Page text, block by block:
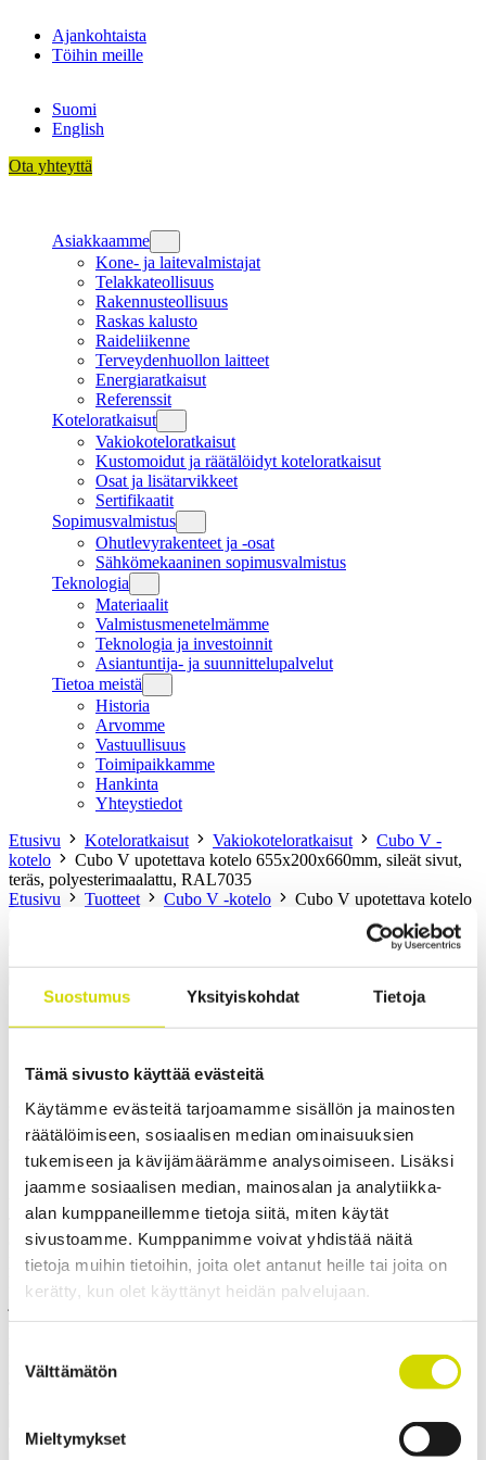
Suostumus Yksityiskohdat Tietoja
Tämä sivusto käyttää evästeitä
Käytämme evästeitä tarjoamamme sisällön ja mainosten
räätälöimiseen, sosiaalisen median ominaisuuksien
tukemiseen ja kävijämäärämme analysoimiseen. Lisäksi
jaamme sosiaalisen median, mainosalan ja analytiikka-
alan kumppaneillemme tietoja siitä, miten käytät
sivustoamme. Kumppanimme voivat yhdistää näitä
tietoja muihin tietoihin, joita olet antanut heille tai joita on
kerätty, kun olet käyttänyt heidän palvelujaan.
valinta
Välttämätön
Mieltymykset
sisältöönAjankohtaista
Töihin meille
Suomi
English
Ota yhteyttä
Asiakkaamme
Kone- ja laitevalmistajat
Telakkateollisuus
Rakennusteollisuus
Raskas kalusto
Raideliikenne
Terveydenhuollon laitteet
Energiaratkaisut
Referenssit
Koteloratkaisut
Vakiokoteloratkaisut
Kustomoidut ja räätälöidyt koteloratkaisut
Osat ja lisätarvikkeet
Sertifikaatit
Sopimusvalmistus
Ohutlevyrakenteet ja -osat
Sähkömekaaninen sopimusvalmistus
Teknologia
Materiaalit
Valmistusmenetelmämme
Teknologia ja investoinnit
Asiantuntija- ja suunnittelupalvelut
Tietoa meistä
Historia
Arvomme
Vastuullisuus
Toimipaikkamme
Hankinta
Yhteystiedot
Etusivu
Koteloratkaisut Vakiokoteloratkaisut
Cubo V -
kotelo
Cubo V upotettava kotelo 655x200x660mm, sileät sivut,
teräs, polyesterimaalattu, RAL7035
Etusivu
Tuotteet Cubo V -kotelo
Cubo V upotettava kotelo
655x200x660mm, sileät sivut, teräs, polyesterimaalattu, RAL7035
Cubo V upotettava kotelo
655x200x660mm, sileät sivut,
teräs, polyesterimaalattu,
RAL7035
Yhteensopivuus:
Cubo V
Tuotekoodi:VFEP606020ASähkönumero:3440675
Cubo V -kotelot ovat pölytiiviitä ja kestävät suurella paineella
läheltä ruiskutettua vettä, höyryä ja upotusta ja niillä on korkea
lämmön- ja tärinänkesto. Ne sopivat esimerkiksi kaivoskoneisiin,
joita pestään kuumalla painevedellä. Koteloissa on korkealaatuinen
saumaton silikonitiiviste ja kansi kiinnitetään tiivistepinnan
kiinnityskorvilla, jotka takaavat korkean tärinänkeston ja joiden
ansiosta kotelo on helppo kiinnittää paikoilleen. Pohja- ja